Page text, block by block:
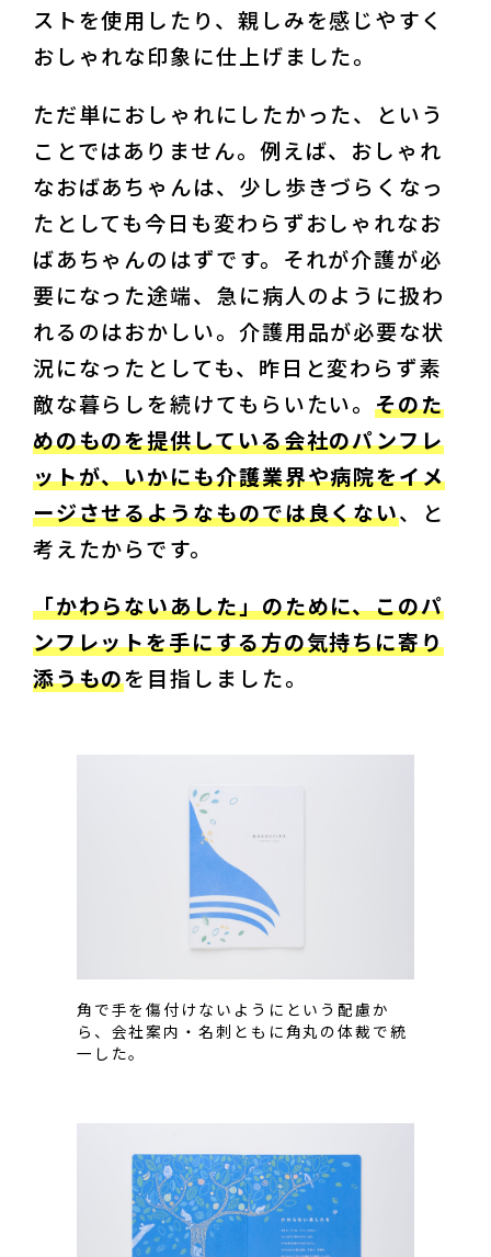
ストを使用したり、親しみを感じやすく
おしゃれな印象に仕上げました。
ただ単におしゃれにしたかった、という
ことではありません。例えば、おしゃれ
なおばあちゃんは、少し歩きづらくなっ
たとしても今日も変わらずおしゃれなお
ばあちゃんのはずです。それが介護が必
要になった途端、急に病人のように扱わ
れるのはおかしい。介護用品が必要な状
況になったとしても、昨日と変わらず素
敵な暮らしを続けてもらいたい。そのた
めのものを提供している会社のパンフレ
ットが、いかにも介護業界や病院をイメ
ージさせるようなものでは良くない、と
考えたからです。
「かわらないあした」のために、このパ
ンフレットを手にする方の気持ちに寄り
添うものを目指しました。
角で手を傷付けないようにという配慮か
ら、会社案内・名刺ともに角丸の体裁で統
一した。